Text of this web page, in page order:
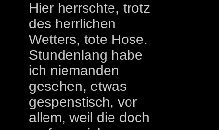
Hier herrschte, trotz
des herrlichen
Wetters, tote Hose.
Stundenlang habe
ich niemanden
gesehen, etwas
gespenstisch, vor
allem, weil die doch